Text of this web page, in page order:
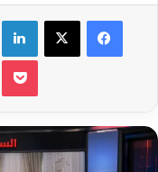
فيسبوك ‫X